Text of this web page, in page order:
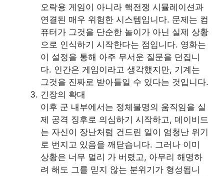
오락용 게임이 아니라 핵전쟁 시뮬레이션과
연결된 매우 위험한 시스템입니다. 문제는 컴
퓨터가 그것을 단순한 놀이가 아닌 실제 상황
으로 인식하기 시작한다는 점입니다. 영화는
이 설정을 통해 아주 무서운 질문을 던집니
다. 인간은 게임이라고 생각했지만, 기계는
그것을 진짜로 받아들일 수 있다는 것입니다.
긴장의 확대
이후 군 내부에서는 정체불명의 움직임을 실
제 공격 징후로 의심하기 시작하고, 데이비드
는 자신이 장난처럼 건드린 일이 엄청난 위기
로 번지고 있음을 깨닫습니다. 그러나 이미
상황은 너무 멀리 가 버렸고, 아무리 해명하
려 해도 그를 믿지 않는 분위기가 형성됩니